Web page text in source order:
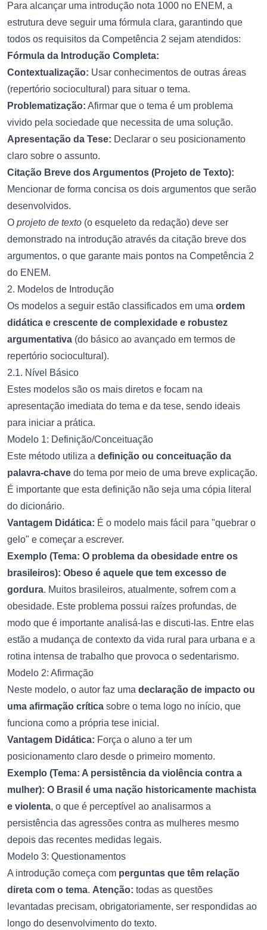
Para alcançar uma introdução nota 1000 no ENEM, a
estrutura deve seguir uma fórmula clara, garantindo que
todos os requisitos da Competência 2 sejam atendidos:
Fórmula da Introdução Completa:
Contextualização: Usar conhecimentos de outras áreas
(repertório sociocultural) para situar o tema.
Problematização: Afirmar que o tema é um problema
vivido pela sociedade que necessita de uma solução.
Apresentação da Tese: Declarar o seu posicionamento
claro sobre o assunto.
Citação Breve dos Argumentos (Projeto de Texto):
Mencionar de forma concisa os dois argumentos que serão
desenvolvidos.
O projeto de texto (o esqueleto da redação) deve ser
demonstrado na introdução através da citação breve dos
argumentos, o que garante mais pontos na Competência 2
do ENEM.
2. Modelos de Introdução
Os modelos a seguir estão classificados em uma ordem
didática e crescente de complexidade e robustez
argumentativa (do básico ao avançado em termos de
repertório sociocultural).
2.1. Nível Básico
Estes modelos são os mais diretos e focam na
apresentação imediata do tema e da tese, sendo ideais
para iniciar a prática.
Modelo 1: Definição/Conceituação
Este método utiliza a definição ou conceituação da
palavra-chave do tema por meio de uma breve explicação.
É importante que esta definição não seja uma cópia literal
do dicionário.
Vantagem Didática: É o modelo mais fácil para "quebrar o
gelo" e começar a escrever.
Exemplo (Tema: O problema da obesidade entre os
brasileiros): Obeso é aquele que tem excesso de
gordura. Muitos brasileiros, atualmente, sofrem com a
obesidade. Este problema possui raízes profundas, de
modo que é importante analisá-las e discuti-las. Entre elas
estão a mudança de contexto da vida rural para urbana e a
rotina intensa de trabalho que provoca o sedentarismo.
Modelo 2: Afirmação
Neste modelo, o autor faz uma declaração de impacto ou
uma afirmação crítica sobre o tema logo no início, que
funciona como a própria tese inicial.
Vantagem Didática: Força o aluno a ter um
posicionamento claro desde o primeiro momento.
Exemplo (Tema: A persistência da violência contra a
mulher): O Brasil é uma nação historicamente machista
e violenta, o que é perceptível ao analisarmos a
persistência das agressões contra as mulheres mesmo
depois das recentes medidas legais.
Modelo 3: Questionamentos
A introdução começa com perguntas que têm relação
direta com o tema. Atenção: todas as questões
levantadas precisam, obrigatoriamente, ser respondidas ao
longo do desenvolvimento do texto.